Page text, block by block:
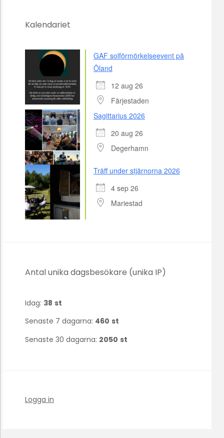
Kalendariet
GAF solförmörkelseevent på
Öland
12 aug 26
Färjestaden
Sagittarius 2026
20 aug 26
Degerhamn
Träff under stjärnorna 2026
4 sep 26
Mariestad
Antal unika dagsbesökare (unika IP)
Idag: 38 st
Senaste 7 dagarna: 460 st
Senaste 30 dagarna: 2050 st
Logga in